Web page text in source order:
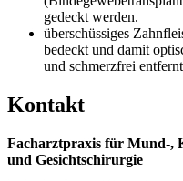
gedeckt werden.
überschüssiges
bedeckt und damit
und schmerzfrei
Kontakt
Facharztpraxis für Mund-,
und Gesichtschirurgie